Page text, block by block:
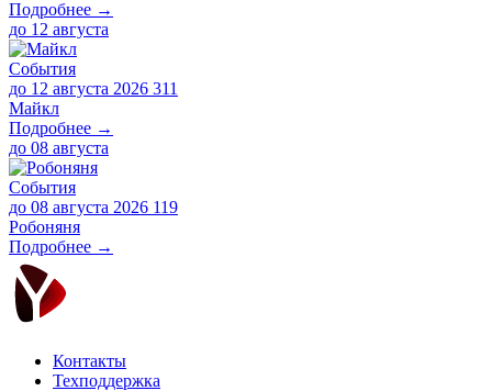
Подробнее →
до 12 августа
События
до 12 августа 2026 311
Майкл
Подробнее →
до 08 августа
События
до 08 августа 2026 119
Робоняня
Подробнее →
Контакты
Техподдержка